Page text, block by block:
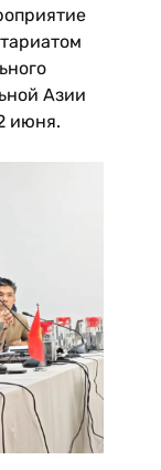
Азии
июня.